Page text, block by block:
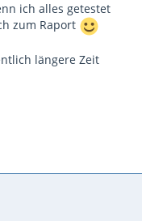
ich alles getestet
zum Raport
längere Zeit